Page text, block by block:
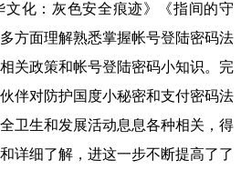
化：灰色安全痕迹》《指间的守
方面理解熟悉掌握帐号登陆密码法
关政策和帐号登陆密码小知识。完
伴对防护国度小秘密和支付密码法
卫生和发展活动息息各种相关，得
详细了解，进这一步不断提高了了